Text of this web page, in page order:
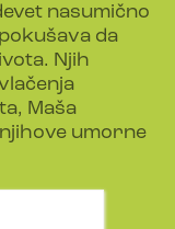
nasumično
da
Njih
Maša
umorne